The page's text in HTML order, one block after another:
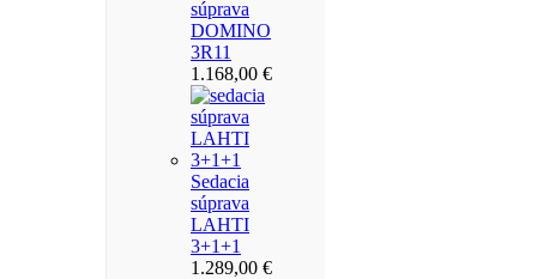
súprava
DOMINO
3R11
1.168,00 €
Sedacia
súprava
LAHTI
3+1+1
1.289,00 €